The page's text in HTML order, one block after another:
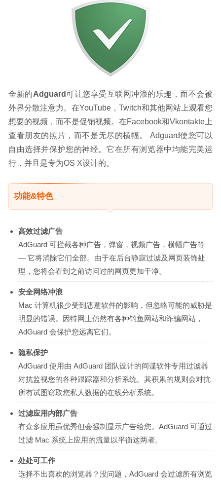
全新的Adguard可让您享受互联网冲浪的乐趣，而不会被
外界分散注意力。在YouTube，Twitch和其他网站上观看您
想要的视频，而不是促销视频。在Facebook和Vkontakte上
查看朋友的照片，而不是无尽的横幅。 Adguard使您可以
自由选择并保护您的神经。它在所有浏览器中均能完美运
行，并且是专为OS X设计的。
功能&特色
高效过滤广告
AdGuard 可拦截各种广告，弹窗，视频广告，横幅广告等
— 它将消除它们全部。由于在后台静寂过滤及网页装饰处
理，您将会看到之前访问过的网页更加干净。
安全网络冲浪
Mac 计算机很少受到恶意软件的影响，但忽略可能的威胁是
明显的错误。因特网上仍然有各种钓鱼网站和诈骗网站，
AdGuard 会保护您远离它们。
隐私保护
AdGuard 使用由 AdGuard 团队设计的间谍软件专用过滤器
对抗监视您的各种跟踪器和分析系统。其积累的规则会对抗
所有试图窃取您私人数据的在线分析系统。
过滤应用内部广告
有众多应用虽优秀但会强制显示广告给您。AdGuard 可通过
过滤 Mac 系统上应用的流量以平衡这两者。
处处可工作
选择不出喜欢的浏览器？没问题，AdGuard 会过滤所有浏览